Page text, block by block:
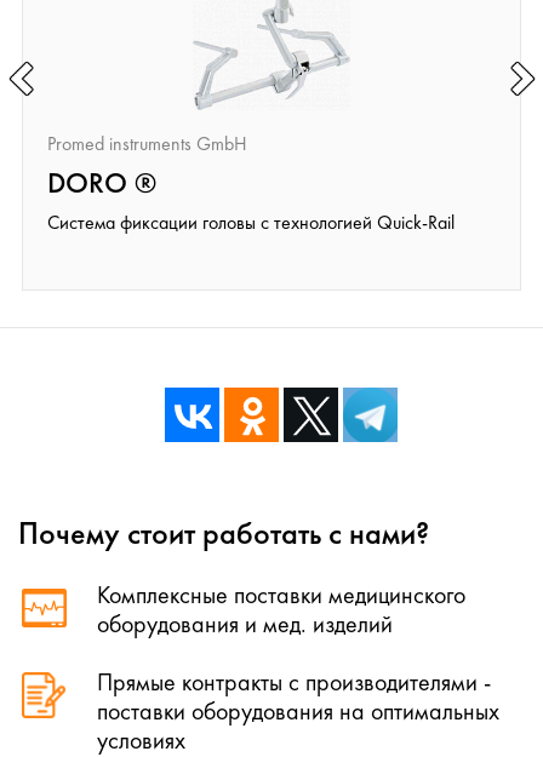
Promed instruments GmbH
DORO ®
Система фиксации головы с технологией Quick-Rail
Почему стоит работать с нами?
Комплексные поставки медицинского
оборудования и мед. изделий
Прямые контракты с производителями -
поставки оборудования на оптимальных
условиях